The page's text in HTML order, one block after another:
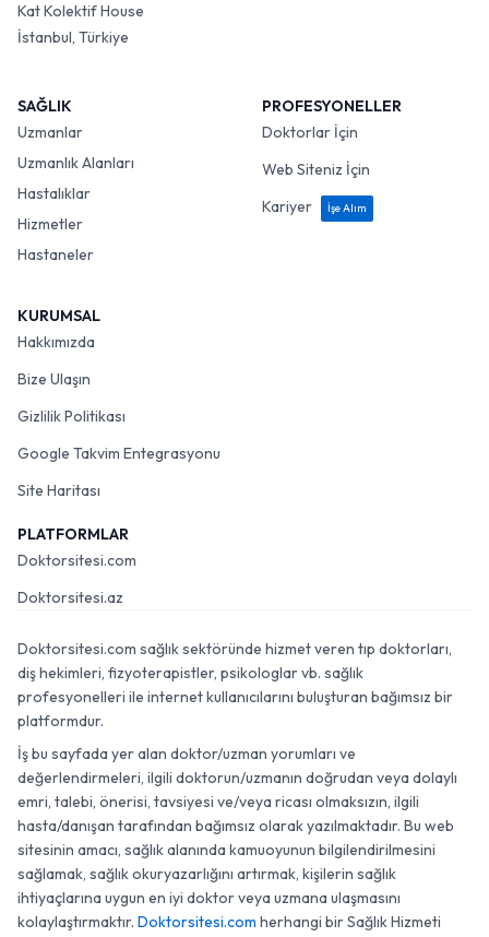
Kat Kolektif House
İstanbul, Türkiye
SAĞLIK
Uzmanlar
Uzmanlık Alanları
Hastalıklar
Hizmetler
Hastaneler
PROFESYONELLER
Doktorlar İçin
Web Siteniz İçin
Kariyer
İşe Alım
KURUMSAL
Hakkımızda
Bize Ulaşın
Gizlilik Politikası
Google Takvim Entegrasyonu
Site Haritası
PLATFORMLAR
Doktorsitesi.com
Doktorsitesi.az
Doktorsitesi.com sağlık sektöründe hizmet veren tıp doktorları,
diş hekimleri, fizyoterapistler, psikologlar vb. sağlık
profesyonelleri ile internet kullanıcılarını buluşturan bağımsız bir
platformdur.
İş bu sayfada yer alan doktor/uzman yorumları ve
değerlendirmeleri, ilgili doktorun/uzmanın doğrudan veya dolaylı
emri, talebi, önerisi, tavsiyesi ve/veya ricası olmaksızın, ilgili
hasta/danışan tarafından bağımsız olarak yazılmaktadır. Bu web
sitesinin amacı, sağlık alanında kamuoyunun bilgilendirilmesini
sağlamak, sağlık okuryazarlığını artırmak, kişilerin sağlık
ihtiyaçlarına uygun en iyi doktor veya uzmana ulaşmasını
kolaylaştırmaktır. Doktorsitesi.com herhangi bir Sağlık Hizmeti